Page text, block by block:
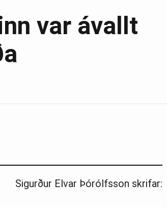
var ávallt
Sigurður Elvar Þórólfsson skrifar: